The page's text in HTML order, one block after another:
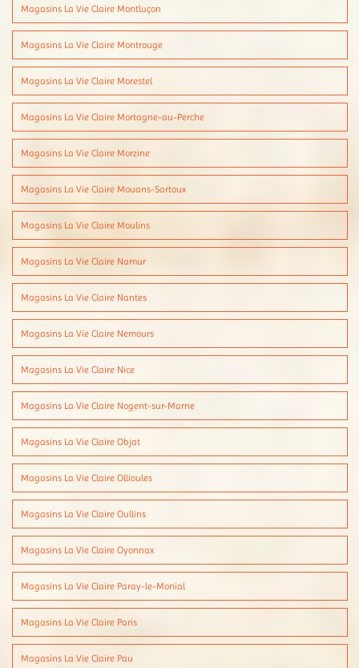
Magasins La Vie Claire Montluçon
Magasins La Vie Claire Montrouge
Magasins La Vie Claire Morestel
Magasins La Vie Claire Mortagne-au-Perche
Magasins La Vie Claire Morzine
Magasins La Vie Claire Mouans-Sartoux
Magasins La Vie Claire Moulins
Magasins La Vie Claire Namur
Magasins La Vie Claire Nantes
Magasins La Vie Claire Nemours
Magasins La Vie Claire Nice
Magasins La Vie Claire Nogent-sur-Marne
Magasins La Vie Claire Objat
Magasins La Vie Claire Ollioules
Magasins La Vie Claire Oullins
Magasins La Vie Claire Oyonnax
Magasins La Vie Claire Paray-le-Monial
Magasins La Vie Claire Paris
Magasins La Vie Claire Pau